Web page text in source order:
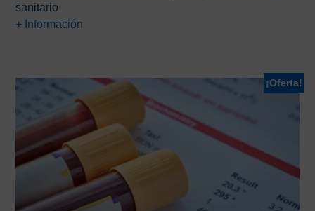
era:
68,00€.29,00€.
sanitario
+ Información
¡Oferta!